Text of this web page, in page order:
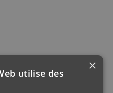
×
utilise des